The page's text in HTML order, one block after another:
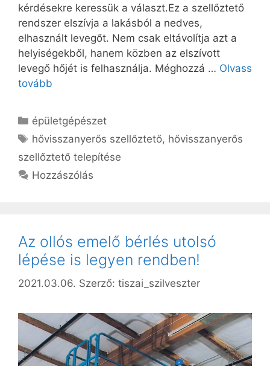
kérdésekre keressük a választ.Ez a szellőztető
rendszer elszívja a lakásból a nedves,
elhasznált levegőt. Nem csak eltávolítja azt a
helyiségekből, hanem közben az elszívott
levegő hőjét is felhasználja. Méghozzá … Olvass
tovább
Kategória
épületgépészet
Címkék
hővisszanyerős szellőztető, hővisszanyerős
szellőztető telepítése
Hozzászólás
Az ollós emelő bérlés utolsó
lépése is legyen rendben!
2021.03.06. Szerző: tiszai_szilveszter